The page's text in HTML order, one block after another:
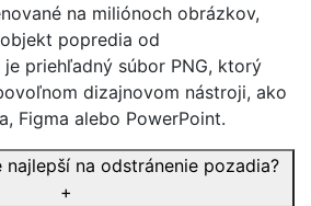
na miliónoch obrázkov,
popredia od
priehľadný súbor PNG, ktorý
dizajnovom nástroji, ako
Figma alebo PowerPoint.
na odstránenie pozadia?
+